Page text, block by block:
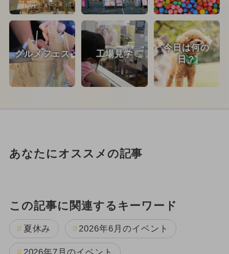
グルメフェス 工場見学
今日は何の
日？
あなたにオススメの記事
この記事に関連するキーワード
夏休み 2026年6月のイベント